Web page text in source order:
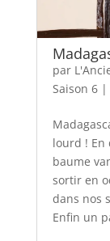
par
Saison 6|
lourd ! En
baume
sortir en
dans nos
Enfin un